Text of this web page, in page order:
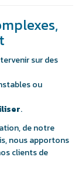
sur des
ou
.
de notre
nous apportons
clients de